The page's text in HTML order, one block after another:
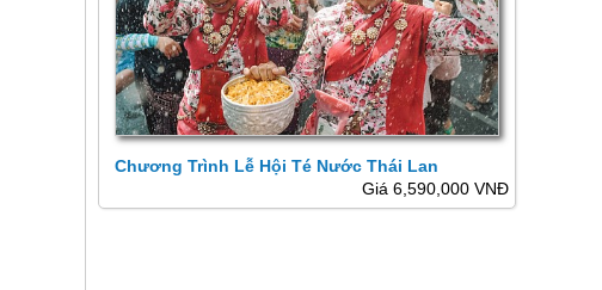
Chương Trình Lễ Hội Té Nước Thái Lan
Giá 6,590,000 VNĐ